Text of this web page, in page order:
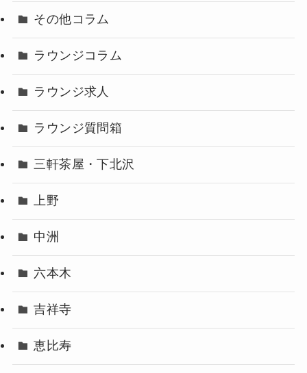
その他コラム
ラウンジコラム
ラウンジ求人
ラウンジ質問箱
三軒茶屋・下北沢
上野
中洲
六本木
吉祥寺
恵比寿